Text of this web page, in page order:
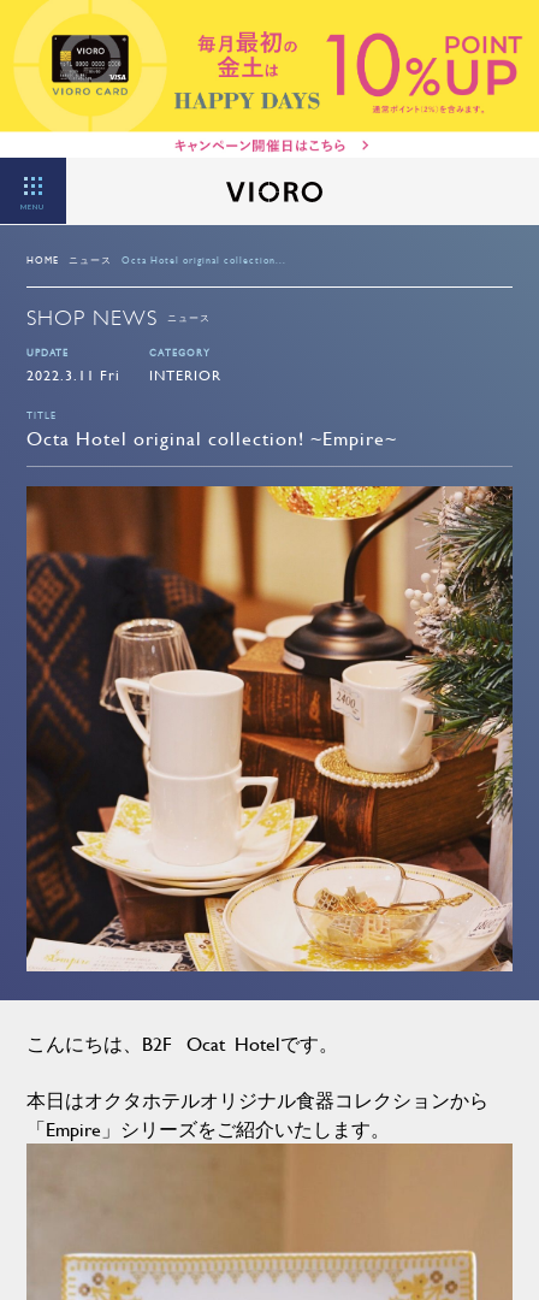
MENU
HOME ニュース Octa Hotel original collection...
SHOP NEWS ニュース
UPDATE
2022.3.11 Fri
CATEGORY
INTERIOR
TITLE
Octa Hotel original collection! ~Empire~
こんにちは、B2F Ocat Hotelです。
本日はオクタホテルオリジナル食器コレクションから
「Empire」シリーズをご紹介いたします。